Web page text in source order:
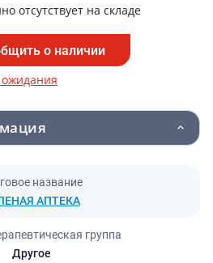
отсутствует на складе
о наличии
название
АПТЕКА
группа
Другое